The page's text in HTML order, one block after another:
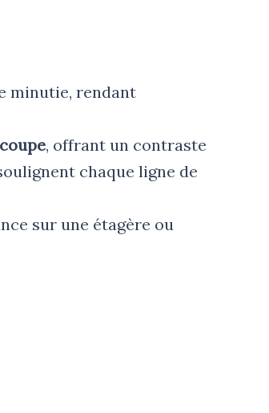
minutie, rendant
, offrant un contraste
chaque ligne de
sur une étagère ou